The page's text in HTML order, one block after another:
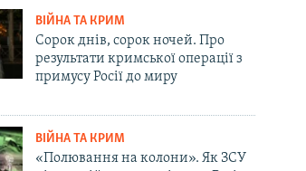
ВІЙНА ТА КРИМ
Сорок днів, сорок ночей. Про
результати кримської операції з
примусу Росії до миру
ВІЙНА ТА КРИМ
«Полювання на колони». Як ЗСУ